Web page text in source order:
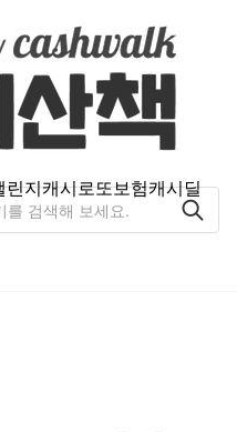
린지캐시로또보험캐시딜